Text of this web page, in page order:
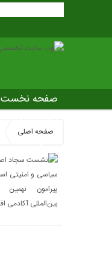
صفحه نخست
عصر جدید
صفحه اصلی